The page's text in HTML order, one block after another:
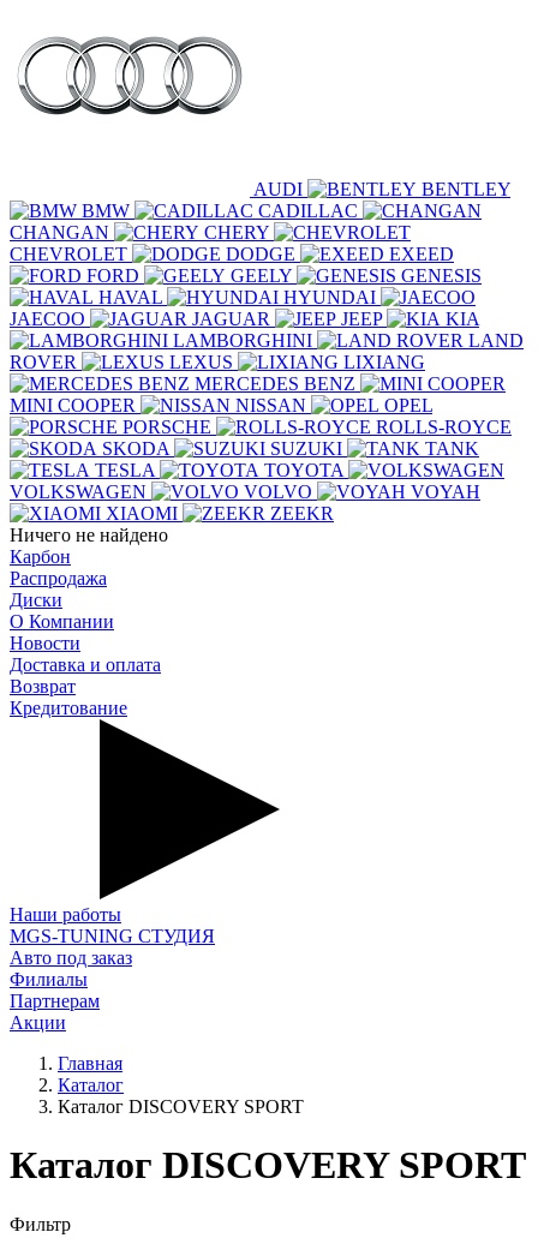
AUDI
BENTLEY
BMW
CADILLAC
CHANGAN
CHERY
CHEVROLET
DODGE
EXEED
FORD
GEELY
GENESIS
HAVAL
HYUNDAI
JAECOO
JAGUAR JEEP
KIA
LAMBORGHINI
LAND
ROVER
LEXUS
LIXIANG
MERCEDES BENZ
MINI COOPER
NISSAN
OPEL
PORSCHE
ROLLS-ROYCE
SKODA
SUZUKI
TANK
TESLA
TOYOTA
VOLKSWAGEN
VOLVO
VOYAH
XIAOMI
ZEEKR
Ничего не найдено
Карбон
Распродажа
Диски
О Компании
Новости
Доставка и оплата
Возврат
Кредитование
Наши работы
MGS-TUNING СТУДИЯ
Авто под заказ
Филиалы
Партнерам
Акции
Главная
Каталог
Каталог DISCOVERY SPORT
Каталог DISCOVERY SPORT
Фильтр